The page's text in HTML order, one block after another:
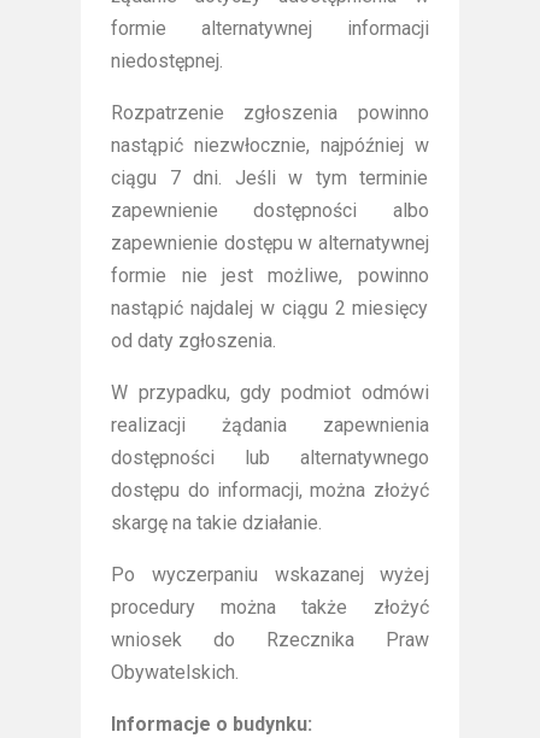
formie alternatywnej informacji
niedostępnej.
Rozpatrzenie zgłoszenia powinno
nastąpić niezwłocznie, najpóźniej w
ciągu 7 dni. Jeśli w tym terminie
zapewnienie dostępności albo
zapewnienie dostępu w alternatywnej
formie nie jest możliwe, powinno
nastąpić najdalej w ciągu 2 miesięcy
od daty zgłoszenia.
W przypadku, gdy podmiot odmówi
realizacji żądania zapewnienia
dostępności lub alternatywnego
dostępu do informacji, można złożyć
skargę na takie działanie.
Po wyczerpaniu wskazanej wyżej
procedury można także złożyć
wniosek do Rzecznika Praw
Obywatelskich.
Informacje o budynku: